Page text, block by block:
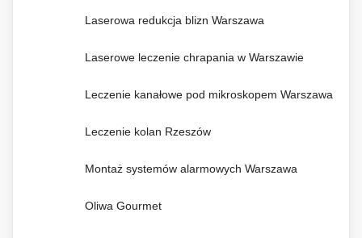
Laserowa redukcja blizn Warszawa
Laserowe leczenie chrapania w Warszawie
Leczenie kanałowe pod mikroskopem Warszawa
Leczenie kolan Rzeszów
Montaż systemów alarmowych Warszawa
Oliwa Gourmet